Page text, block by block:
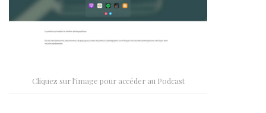
Cliquez sur l’image pour accéder au Podcast